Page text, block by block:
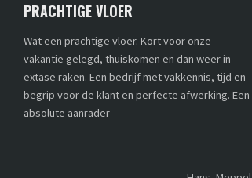
PRACHTIGE VLOER
Wat een prachtige vloer. Kort voor onze
vakantie gelegd, thuiskomen en dan weer in
extase raken. Een bedrijf met vakkennis, tijd en
begrip voor de klant en perfecte afwerking. Een
absolute aanrader